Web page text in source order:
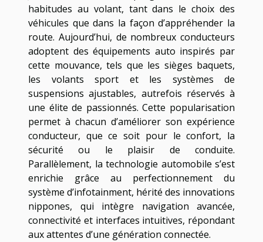
habitudes au volant, tant dans le choix des
véhicules que dans la façon d’appréhender la
route. Aujourd’hui, de nombreux conducteurs
adoptent des équipements auto inspirés par
cette mouvance, tels que les sièges baquets,
les volants sport et les systèmes de
suspensions ajustables, autrefois réservés à
une élite de passionnés. Cette popularisation
permet à chacun d’améliorer son expérience
conducteur, que ce soit pour le confort, la
sécurité ou le plaisir de conduite.
Parallèlement, la technologie automobile s’est
enrichie grâce au perfectionnement du
système d’infotainment, hérité des innovations
nippones, qui intègre navigation avancée,
connectivité et interfaces intuitives, répondant
aux attentes d’une génération connectée.